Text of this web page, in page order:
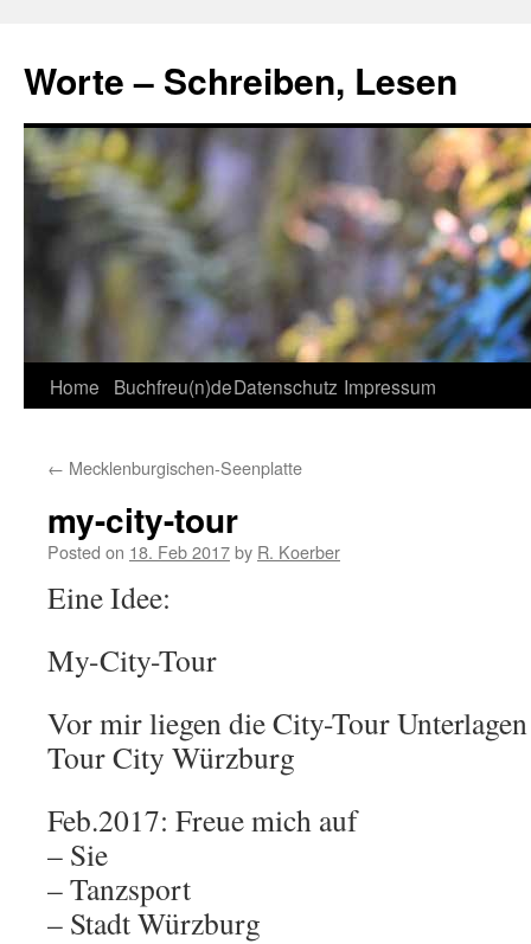
content
Worte – Schreiben, Lesen
Home Buchfreu(n)deDatenschutz Impressum
← Mecklenburgischen-Seenplatte
my-city-tour
Posted on 18. Feb 2017by R. Koerber
Eine Idee:
My-City-Tour
Vor mir liegen die City-Tour
Tour City Würzburg
Feb.2017: Freue mich auf
– Sie
– Tanzsport
– Stadt Würzburg